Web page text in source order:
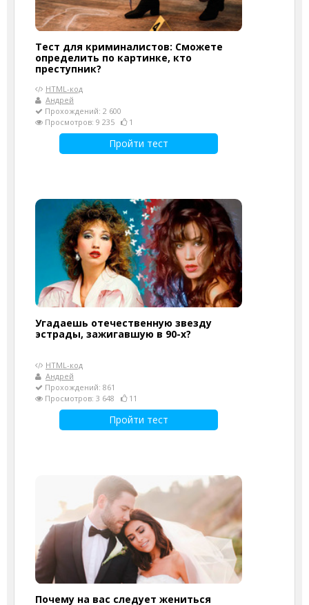
Тест для криминалистов: Сможете
определить по картинке, кто
преступник?
HTML-код
Андрей
Прохождений: 2 600
Просмотров: 9 235
1
Пройти тест
Угадаешь отечественную звезду
эстрады, зажигавшую в 90-х?
HTML-код
Андрей
Прохождений: 861
Просмотров: 3 648
11
Пройти тест
Почему на вас следует жениться